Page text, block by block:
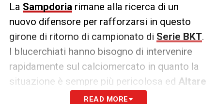
La Sampdoriarimane alla ricerca di un
nuovo difensore per rafforzarsi in questo
girone di ritorno di campionato di Serie BKT.
I blucerchiati hanno bisogno di intervenire
rapidamente sul calciomercato in quanto la
situazione è sempre più pericolosa ed Altare
rimarrebbe l’obiettivo numero uno.
READ MORE